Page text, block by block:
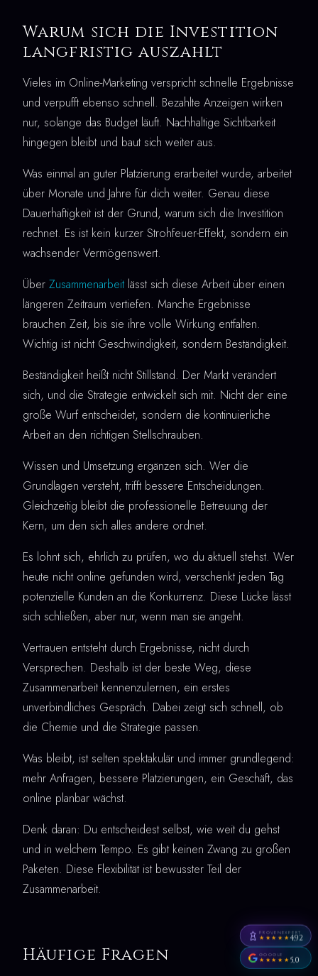
Warum sich die Investition
langfristig auszahlt
Vieles im Online-Marketing verspricht schnelle Ergebnisse
und verpufft ebenso schnell. Bezahlte Anzeigen wirken
nur, solange das Budget läuft. Nachhaltige Sichtbarkeit
hingegen bleibt und baut sich weiter aus.
Was einmal an guter Platzierung erarbeitet wurde, arbeitet
über Monate und Jahre für dich weiter. Genau diese
Dauerhaftigkeit ist der Grund, warum sich die Investition
rechnet. Es ist kein kurzer Strohfeuer-Effekt, sondern ein
wachsender Vermögenswert.
Über Zusammenarbeit lässt sich diese Arbeit über einen
längeren Zeitraum vertiefen. Manche Ergebnisse
brauchen Zeit, bis sie ihre volle Wirkung entfalten.
Wichtig ist nicht Geschwindigkeit, sondern Beständigkeit.
Beständigkeit heißt nicht Stillstand. Der Markt verändert
sich, und die Strategie entwickelt sich mit. Nicht der eine
große Wurf entscheidet, sondern die kontinuierliche
Arbeit an den richtigen Stellschrauben.
Wissen und Umsetzung ergänzen sich. Wer die
Grundlagen versteht, trifft bessere Entscheidungen.
Gleichzeitig bleibt die professionelle Betreuung der
Kern, um den sich alles andere ordnet.
Es lohnt sich, ehrlich zu prüfen, wo du aktuell stehst. Wer
heute nicht online gefunden wird, verschenkt jeden Tag
potenzielle Kunden an die Konkurrenz. Diese Lücke lässt
sich schließen, aber nur, wenn man sie angeht.
Vertrauen entsteht durch Ergebnisse, nicht durch
Versprechen. Deshalb ist der beste Weg, diese
Zusammenarbeit kennenzulernen, ein erstes
unverbindliches Gespräch. Dabei zeigt sich schnell, ob
die Chemie und die Strategie passen.
Was bleibt, ist selten spektakulär und immer grundlegend:
mehr Anfragen, bessere Platzierungen, ein Geschäft, das
online planbar wächst.
Denk daran: Du entscheidest selbst, wie weit du gehst
und in welchem Tempo. Es gibt keinen Zwang zu großen
Paketen. Diese Flexibilität ist bewusster Teil der
Zusammenarbeit.
Häufige Fragen
PROVENEXPERT
★★★★★4,92
GOOGLE
★★★★★5,0